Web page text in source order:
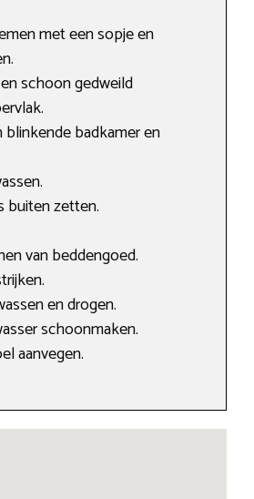
met een sopje en
schoon gedweild
blinkende badkamer en
buiten zetten.
van beddengoed.
en drogen.
schoonmaken.
aanvegen.